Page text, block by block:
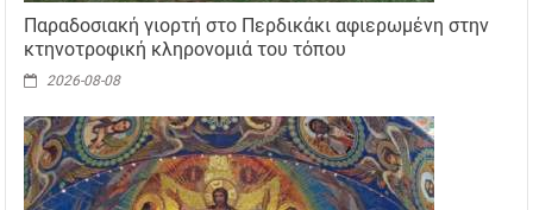
Παραδοσιακή γιορτή στο Περδικάκι αφιερωμένη στην
κτηνοτροφική κληρονομιά του τόπου
2026-08-08